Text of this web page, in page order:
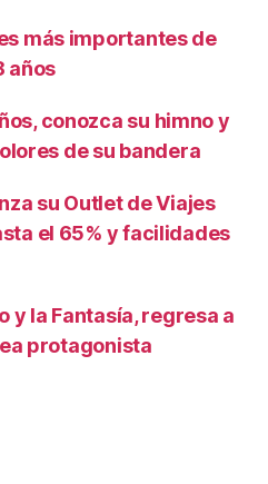
más importantes de
años
conozca su himno y
de su bandera
su Outlet de Viajes
el 65% y facilidades
y la Fantasía, regresa a
protagonista